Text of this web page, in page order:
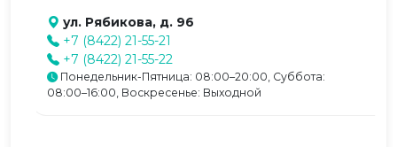
ул. Рябикова, д. 96
+7 (8422) 21-55-21
+7 (8422) 21-55-22
Понедельник-Пятница: 08:00–20:00, Суббота:
08:00–16:00, Воскресенье: Выходной